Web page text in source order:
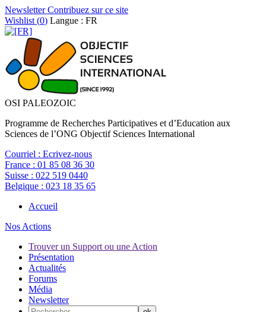
NewsletterContribuez sur ce site
Wishlist (0) Langue : FR
OSI PALEOZOIC
Programme de Recherches Participatives et d’Education aux
Sciences de l’ONG Objectif Sciences International
Courriel : Ecrivez-nous
France : 01 85 08 36 30
Suisse : 022 519 0440
Belgique : 023 18 35 65
Accueil
Nos Actions
Trouver un Support ou une Action
Présentation
Actualités
Forums
Média
Newsletter